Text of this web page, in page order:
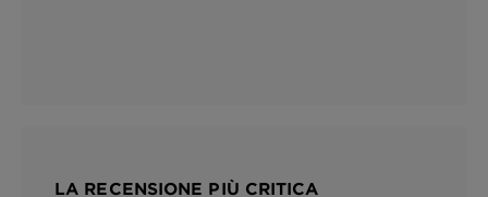
LA RECENSIONE PIÙ CRITICA